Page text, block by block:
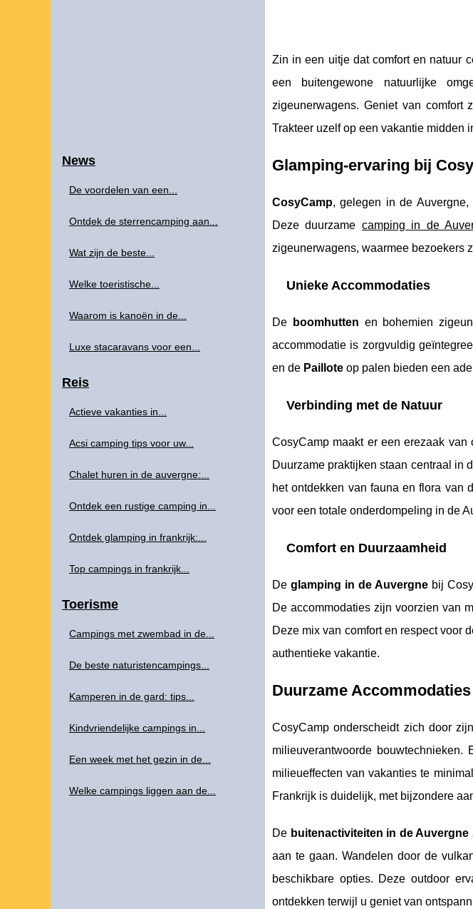
Zin in een uitje dat comfort en natuur
een buitengewone natuurlijke
zigeunerwagens. Geniet van comfort
Trakteer uzelf op een vakantie midden
Glamping-ervaring bij
CosyCamp, gelegen in de
Deze duurzame camping in de
zigeunerwagens, waarmee bezoekers
Unieke Accommodaties
De boomhutten en bohemien
accommodatie is zorgvuldig
en de Paillote op palen bieden een
Verbinding met de Natuur
CosyCamp maakt er een erezaak
Duurzame praktijken staan centraal in
het ontdekken van fauna en flora van
voor een totale onderdompeling in de
Comfort en Duurzaamheid
Deglamping in de Auvergne bij
De accommodaties zijn voorzien van
Deze mix van comfort en respect voor
authentieke vakantie.
Duurzame
CosyCamp onderscheidt zich door
milieuverantwoorde
milieueffecten van vakanties te
Frankrijk is duidelijk, met bijzondere
De buitenactiviteiten in de Auvergne
aan te gaan. Wandelen door de
beschikbare opties. Deze outdoor
ontdekken terwijl u geniet van
News
De voordelen van een...
Ontdek de sterrencamping aan...
Wat zijn de beste...
Welke toeristische...
Waarom is kanoën in de...
Luxe stacaravans voor een...
Reis
Actieve vakanties in...
Acsi camping tips voor uw...
Chalet huren in de auvergne:...
Ontdek een rustige camping in...
Ontdek glamping in frankrijk:...
Top campings in frankrijk...
Toerisme
Campings met zwembad in de...
De beste naturistencampings...
Kamperen in de gard: tips...
Kindvriendelijke campings in...
Een week met het gezin in de...
Welke campings liggen aan de...